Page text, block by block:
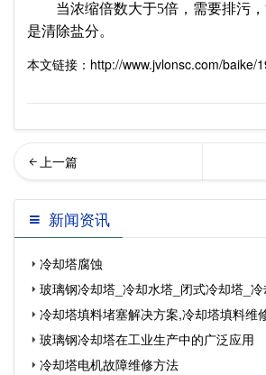
当浓缩倍数大于5倍，需要排污，
是清除盐分。
本文链接：http://www.jvlonsc.com/baike/
却塔填料材质有几种(冷却塔
填料哪种材质好)…
却塔填
新闻资讯
冷却塔腐蚀
玻璃钢冷却塔_冷却水塔_闭式冷却塔_
冷却塔填料堵塞解决方案,冷却塔填料维
玻璃钢冷却塔在工业生产中的广泛应用
冷却塔电机故障维修方法